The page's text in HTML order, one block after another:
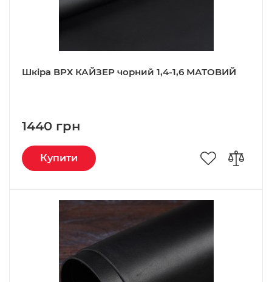
Шкіра ВРХ КАЙЗЕР чорний 1,4-1,6 МАТОВИЙ
1440 грн
Купити